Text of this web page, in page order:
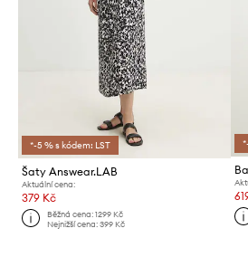
*-5 % s kódem: LST
Šaty Answear.LAB
Aktuální cena:
379 Kč
Běžná cena:1299 Kč
Nejnižší cena:399 Kč